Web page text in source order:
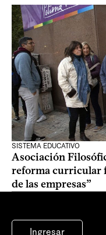
SISTEMA EDUCATIVO
Asociación
reforma curricular
de las empresas”
Ingresar